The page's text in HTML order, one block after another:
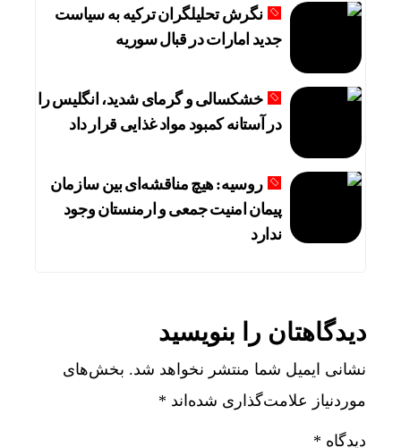
نگرش تحلیلگران ترکیه به سیاست
جدید امارات در قبال سوریه
خشکسالی و گرمای شدید، انگلیس را
در آستانه کمبود مواد غذایی قرار داد
روسیه: هیچ مناقشه‌ای بین سازمان
پیمان امنیت جمعی و ارمنستان وجود
ندارد
دیدگاهتان را بنویسید
نشانی ایمیل شما منتشر نخواهد شد. بخش‌های
موردنیاز علامت‌گذاری شده‌اند *
دیدگاه *